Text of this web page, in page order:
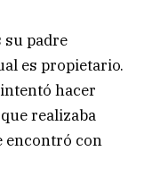
su padre
es propietario.
hacer
realizaba
encontró con